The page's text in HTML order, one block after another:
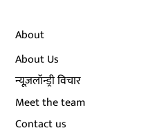
About
About Us
न्यूज़लॉन्ड्री विचार
Meet the team
Contact us